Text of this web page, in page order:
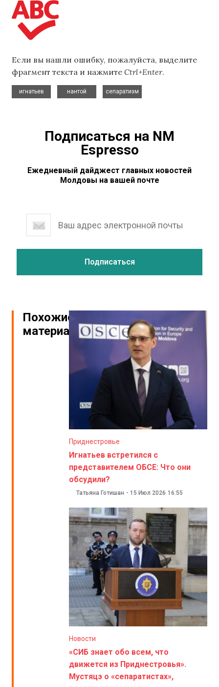
Если вы нашли ошибку, пожалуйста, выделите
фрагмент текста и нажмите Ctrl+Enter.
игнатьев
нантой
сепаратизм
Подписаться на NM
Espresso
Ежедневный дайджест главных новостей
Молдовы на вашей почте
Похожие
материалы
Приднестровье
Игнатьев встретился с
представителем ОБСЕ: Что они
обсудили?
Татьяна Готишан - 15 Июл 2026 16:55
Новости
«СИБ знает обо всем, что
движется из Приднестровья».
Мустяцэ о «сепаратистах»,